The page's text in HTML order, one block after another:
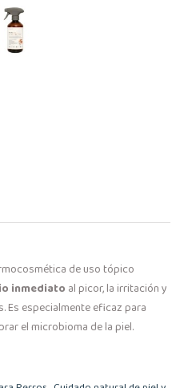
de uso tópico
inmediato al picor, la irritación y
Es especialmente eficaz para
el microbioma de la piel.